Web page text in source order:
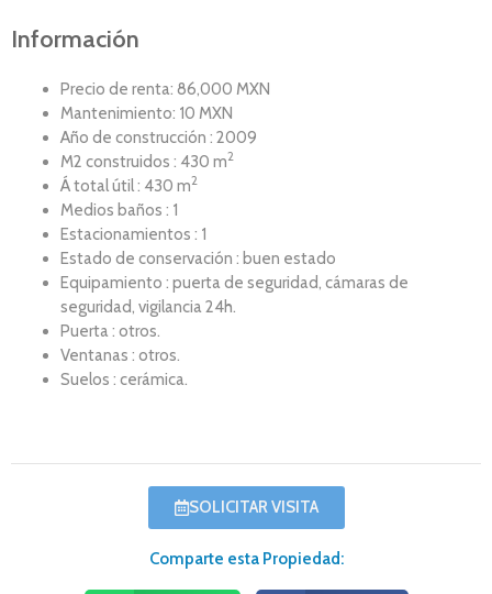
Información
Precio de renta: 86,000 MXN
Mantenimiento: 10 MXN
Año de construcción : 2009
M2 construidos : 430 m2
Á total útil : 430 m2
Medios baños : 1
Estacionamientos : 1
Estado de conservación : buen estado
Equipamiento : puerta de seguridad, cámaras de
seguridad, vigilancia 24h.
Puerta : otros.
Ventanas : otros.
Suelos : cerámica.
SOLICITAR VISITA
Comparte esta Propiedad: